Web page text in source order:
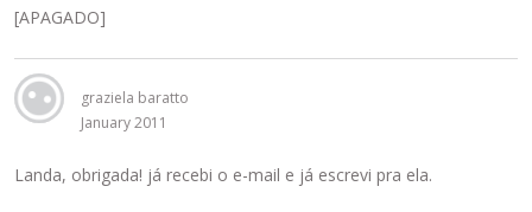
[APAGADO]
graziela baratto
January 2011
Landa, obrigada! já recebi o e-mail e já escrevi pra ela.